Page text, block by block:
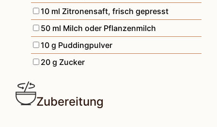
▢
10 ml Zitronensaft,frisch gepresst
▢
50 ml Milch oder Pflanzenmilch
▢
10 g Puddingpulver
▢
20 g Zucker
Zubereitung